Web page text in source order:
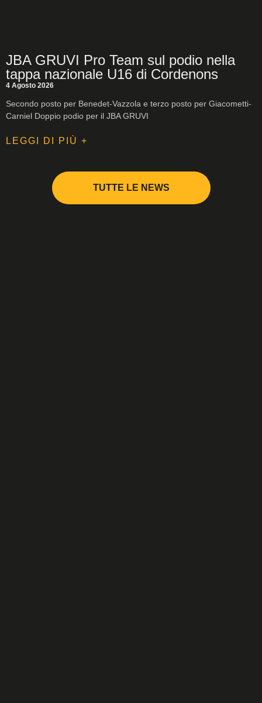
JBA GRUVI Pro Team sul podio nella
tappa nazionale U16 di Cordenons
4 Agosto 2026
Secondo posto per Benedet-Vazzola e terzo posto per Giacometti-
Carniel Doppio podio per il JBA GRUVI
LEGGI DI PIÙ +
TUTTE LE NEWS